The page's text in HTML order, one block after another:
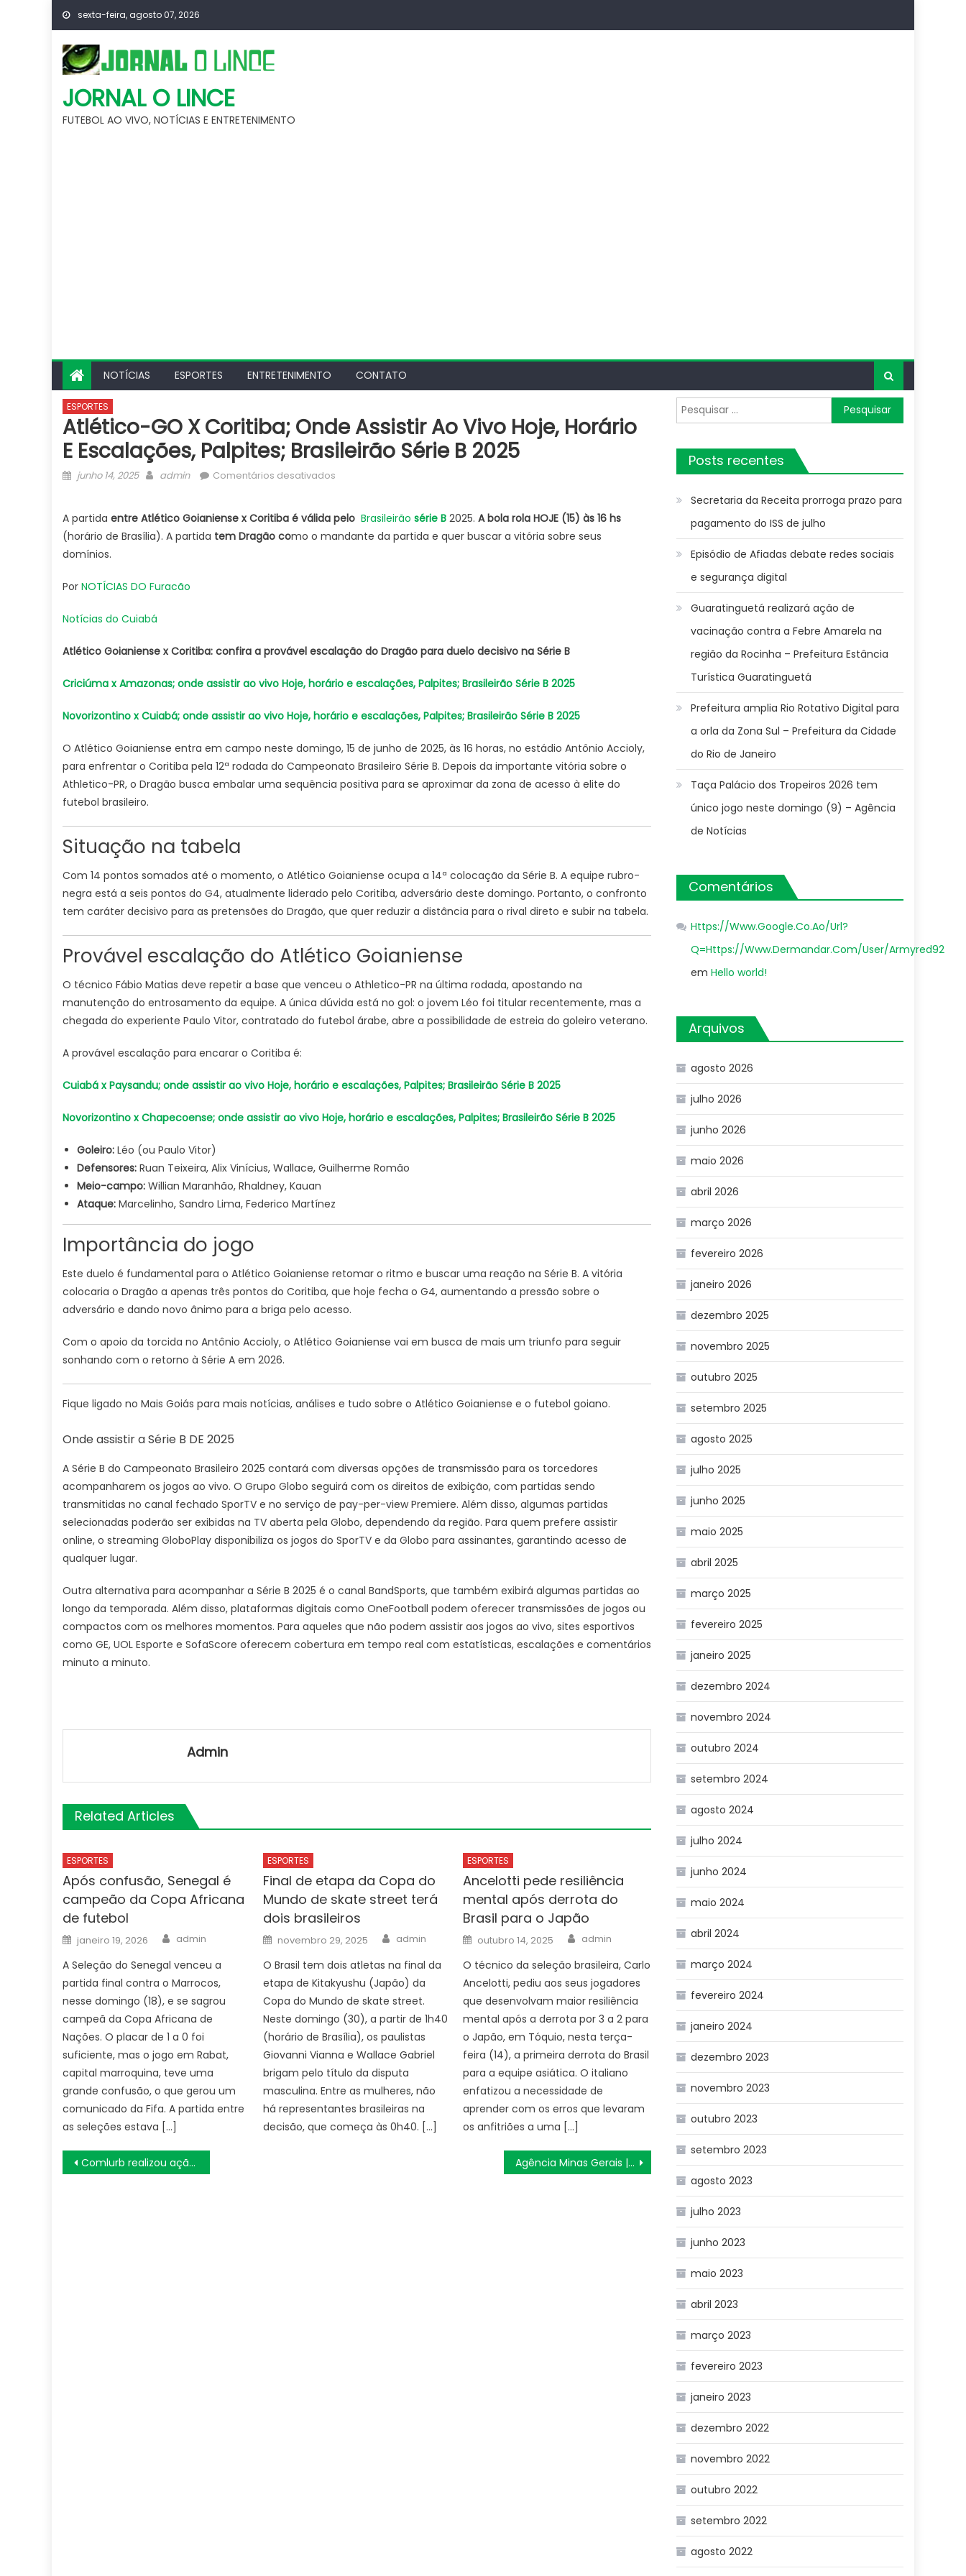
Skip
content
sexta-feira, agosto 07, 2026
JORNAL O LINCE
FUTEBOL AO VIVO, NOTÍCIAS E ENTRETENIMENTO
NOTÍCIAS ESPORTES ENTRETENIMENTO CONTATO
ESPORTES
Atlético-GO X Coritiba; Onde Assistir Ao Vivo Hoje, Horário
E Escalações, Palpites; Brasileirão Série B 2025
Posted
junho 14, 2025 Author
admin Comentários desativados
x
Coritiba;
e
Palpites;
Série
2025
A partida entre Atlético Goianiense x Coritiba é válida pelo Brasileirão série B 2025. A bola rola HOJE (15) às 16 hs
(horário de Brasília). A partida tem Dragão como o mandante da partida e quer buscar a vitória sobre seus
domínios.
Por NOTÍCIAS DO Furacão
Notícias do Cuiabá
Atlético Goianiense x Coritiba: confira a provável escalação do Dragão para duelo decisivo na Série B
Criciúma x Amazonas; onde assistir ao vivo Hoje, horário e escalações, Palpites; Brasileirão Série B 2025
Novorizontino x Cuiabá; onde assistir ao vivo Hoje, horário e escalações, Palpites; Brasileirão Série B 2025
O Atlético Goianiense entra em campo neste domingo, 15 de junho de 2025, às 16 horas, no estádio Antônio Accioly,
para enfrentar o Coritiba pela 12ª rodada do Campeonato Brasileiro Série B. Depois da importante vitória sobre o
Athletico-PR, o Dragão busca embalar uma sequência positiva para se aproximar da zona de acesso à elite do
futebol brasileiro.
Situação na tabela
Com 14 pontos somados até o momento, o Atlético Goianiense ocupa a 14ª colocação da Série B. A equipe rubro-
negra está a seis pontos do G4, atualmente liderado pelo Coritiba, adversário deste domingo. Portanto, o confronto
tem caráter decisivo para as pretensões do Dragão, que quer reduzir a distância para o rival direto e subir na tabela.
Provável escalação do Atlético Goianiense
O técnico Fábio Matias deve repetir a base que venceu o Athletico-PR na última rodada, apostando na
manutenção do entrosamento da equipe. A única dúvida está no gol: o jovem Léo foi titular recentemente, mas a
chegada do experiente Paulo Vitor, contratado do futebol árabe, abre a possibilidade de estreia do goleiro veterano.
A provável escalação para encarar o Coritiba é:
Cuiabá x Paysandu; onde assistir ao vivo Hoje, horário e escalações, Palpites; Brasileirão Série B 2025
Novorizontino x Chapecoense; onde assistir ao vivo Hoje, horário e escalações, Palpites; Brasileirão Série B 2025
Goleiro: Léo (ou Paulo Vitor)
Defensores: Ruan Teixeira, Alix Vinícius, Wallace, Guilherme Romão
Meio-campo: Willian Maranhão, Rhaldney, Kauan
Ataque: Marcelinho, Sandro Lima, Federico Martínez
Importância do jogo
Este duelo é fundamental para o Atlético Goianiense retomar o ritmo e buscar uma reação na Série B. A vitória
colocaria o Dragão a apenas três pontos do Coritiba, que hoje fecha o G4, aumentando a pressão sobre o
adversário e dando novo ânimo para a briga pelo acesso.
Com o apoio da torcida no Antônio Accioly, o Atlético Goianiense vai em busca de mais um triunfo para seguir
sonhando com o retorno à Série A em 2026.
Fique ligado no Mais Goiás para mais notícias, análises e tudo sobre o Atlético Goianiense e o futebol goiano.
Onde assistir a Série B DE 2025
A Série B do Campeonato Brasileiro 2025 contará com diversas opções de transmissão para os torcedores
acompanharem os jogos ao vivo. O Grupo Globo seguirá com os direitos de exibição, com partidas sendo
transmitidas no canal fechado SporTV e no serviço de pay-per-view Premiere. Além disso, algumas partidas
selecionadas poderão ser exibidas na TV aberta pela Globo, dependendo da região. Para quem prefere assistir
online, o streaming GloboPlay disponibiliza os jogos do SporTV e da Globo para assinantes, garantindo acesso de
qualquer lugar.
Outra alternativa para acompanhar a Série B 2025 é o canal BandSports, que também exibirá algumas partidas ao
longo da temporada. Além disso, plataformas digitais como OneFootball podem oferecer transmissões de jogos ou
compactos com os melhores momentos. Para aqueles que não podem assistir aos jogos ao vivo, sites esportivos
como GE, UOL Esporte e SofaScore oferecem cobertura em tempo real com estatísticas, escalações e comentários
minuto a minuto.
Admin
Related Articles
ESPORTES
Após confusão, Senegal é
campeão da Copa Africana
de futebol
Posted
on
janeiro 19, 2026 Author
admin
A Seleção do Senegal venceu a
partida final contra o Marrocos,
nesse domingo (18), e se sagrou
campeã da Copa Africana de
Nações. O placar de 1 a 0 foi
suficiente, mas o jogo em Rabat,
capital marroquina, teve uma
grande confusão, o que gerou um
comunicado da Fifa. A partida entre
as seleções estava […]
ESPORTES
Final de etapa da Copa do
Mundo de skate street terá
dois brasileiros
Posted
on
novembro 29, 2025 Author
admin
O Brasil tem dois atletas na final da
etapa de Kitakyushu (Japão) da
Copa do Mundo de skate street.
Neste domingo (30), a partir de 1h40
(horário de Brasília), os paulistas
Giovanni Vianna e Wallace Gabriel
brigam pelo título da disputa
masculina. Entre as mulheres, não
há representantes brasileiras na
decisão, que começa às 0h40. […]
ESPORTES
Ancelotti pede resiliência
mental após derrota do
Brasil para o Japão
Posted
on
outubro 14, 2025 Author
admin
O técnico da seleção brasileira, Carlo
Ancelotti, pediu aos seus jogadores
que desenvolvam maior resiliência
mental após a derrota por 3 a 2 para
o Japão, em Tóquio, nesta terça-
feira (14), a primeira derrota do Brasil
para a equipe asiática. O italiano
enfatizou a necessidade de
aprender com os erros que levaram
os anfitriões a uma […]
Navegação
de
Comlurb realizou ação integrada de limpeza e serviços na Ilha do Governador neste sábado – Prefeitura da Cidade do Rio de Janeiro Agência Minas Gerais | Fundação Hemominas faz 40 anos conectando doadores e pacientes em uma rede de esperança
Pesquisar
por:
Posts recentes
Secretaria da Receita prorroga prazo para
pagamento do ISS de julho
Episódio de Afiadas debate redes sociais
e segurança digital
Guaratinguetá realizará ação de
vacinação contra a Febre Amarela na
região da Rocinha – Prefeitura Estância
Turística Guaratinguetá
Prefeitura amplia Rio Rotativo Digital para
a orla da Zona Sul – Prefeitura da Cidade
do Rio de Janeiro
Taça Palácio dos Tropeiros 2026 tem
único jogo neste domingo (9) – Agência
de Notícias
Comentários
Https://Www.Google.Co.Ao/Url?
Q=Https://Www.Dermandar.Com/User/Armyred92
emHello world!
Arquivos
agosto 2026
julho 2026
junho 2026
maio 2026
abril 2026
março 2026
fevereiro 2026
janeiro 2026
dezembro 2025
novembro 2025
outubro 2025
setembro 2025
agosto 2025
julho 2025
junho 2025
maio 2025
abril 2025
março 2025
fevereiro 2025
janeiro 2025
dezembro 2024
novembro 2024
outubro 2024
setembro 2024
agosto 2024
julho 2024
junho 2024
maio 2024
abril 2024
março 2024
fevereiro 2024
janeiro 2024
dezembro 2023
novembro 2023
outubro 2023
setembro 2023
agosto 2023
julho 2023
junho 2023
maio 2023
abril 2023
março 2023
fevereiro 2023
janeiro 2023
dezembro 2022
novembro 2022
outubro 2022
setembro 2022
agosto 2022